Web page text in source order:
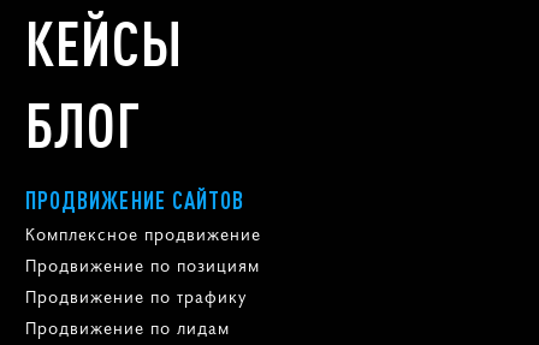
КЕЙСЫ
БЛОГ
ПРОДВИЖЕНИЕ САЙТОВ
Комплексное продвижение
Продвижение по позициям
Продвижение по трафику
Продвижение по лидам